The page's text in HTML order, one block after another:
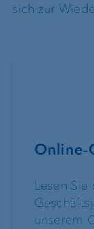
sich zur
Online-
Lesen
unserem